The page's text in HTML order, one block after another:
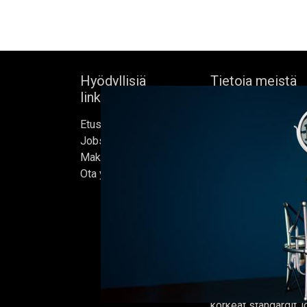
Hyödyllisiä
linkkejä
Etusivu
Jobs
Make Good
Ota yhteyttä
Tietoja meistä
Bock's Corner
itsenäinen panimo
sydämessä, joka
1890. Lähes
vuoden hiljaiselon
kunnostetussa
helmikuussa 2015,
Oluet
ja jokaisen erän on